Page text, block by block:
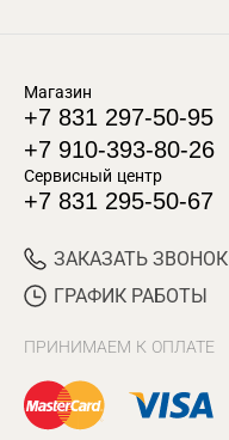
Магазин
+7 831 297-50-95
+7 910-393-80-26
Сервисный центр
+7 831 295-50-67
ЗАКАЗАТЬ ЗВОНОК
ГРАФИК РАБОТЫ
ПРИНИМАЕМ К ОПЛАТЕ